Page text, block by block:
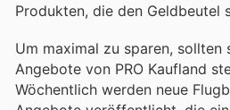
Produkten, die den Geldbeutel
Um maximal zu sparen, sollten
Angebote von PRO Kaufland
Wöchentlich werden neue